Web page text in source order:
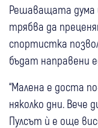
Решаващата дума
трябва да
спортистка
бъдат направени
“Малена е доста
няколко дни. Вече
Пулсът ѝ е още